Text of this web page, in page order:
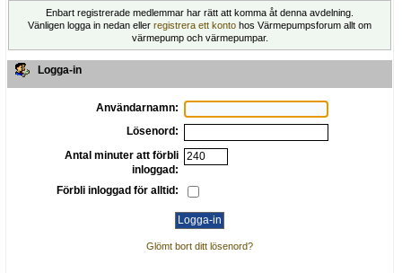
Enbart registrerade medlemmar har rätt att komma åt denna avdelning.
Vänligen logga in nedan eller registrera ett konto hos Värmepumpsforum allt om
värmepump och värmepumpar.
Logga-in
Användarnamn:
Lösenord:
Antal minuter att förbli
inloggad:
Förbli inloggad för alltid:
Glömt bort ditt lösenord?